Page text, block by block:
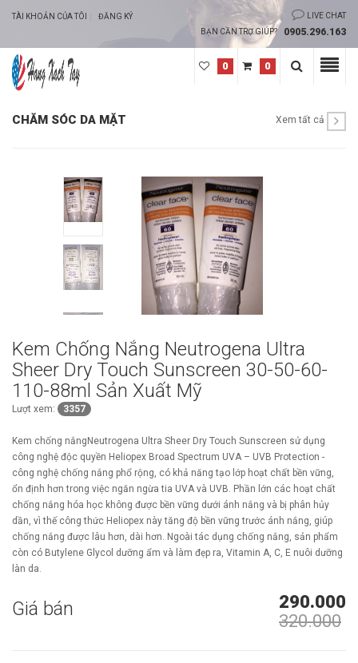
TÀI KHOẢN CỦA TÔI ĐĂNG KÝ
LIVE CHAT
BẠN CẦN TRỢ GIÚP?
0905.296.163
0
0
CHĂM SÓC DA MẶT Xem tất cả
Kem Chống Nắng Neutrogena Ultra
Sheer Dry Touch Sunscreen 30-50-60-
110-88ml Sản Xuất Mỹ
Lượt xem: 3357
Kem chống nắngNeutrogena Ultra Sheer Dry Touch Sunscreen sử dụng
công nghệ độc quyền Heliopex Broad Spectrum UVA – UVB Protection -
công nghệ chống nắng phổ rộng, có khả năng tạo lớp hoạt chất bền vững,
ổn định hơn trong việc ngăn ngừa tia UVA và UVB. Phần lớn các hoạt chất
chống nắng hóa học không được bền vững dưới ánh nắng và bị phân hủy
dần, vì thế công thức Heliopex này tăng độ bền vững trước ánh nắng, giúp
chống nắng được lâu hơn, dài hơn. Ngoài tác dụng chống nắng, sản phẩm
còn có Butylene Glycol dưỡng ẩm và làm đẹp ra, Vitamin A, C, E nuôi dưỡng
làn da.
Giá bán
290.000
320.000